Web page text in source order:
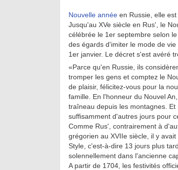
Nouvelle année en Russie, elle
Jusqu'au XVe siècle en Rus', le
célébrée le 1er septembre selon
des égards d'imiter le mode de
1er janvier. Le décret s'est avéré
«Parce qu'en Russie, ils
tromper les gens et comptez le
de plaisir, félicitez-vous pour la
famille. En l'honneur du Nouvel
traîneau depuis les montagnes.
suffisamment d'autres jours pour
Comme Rus', contrairement à
grégorien au XVIIe siècle, il y
Style, c'est-à-dire 13 jours plus
solennellement dans l'ancienne
A partir de 1704, les festivités